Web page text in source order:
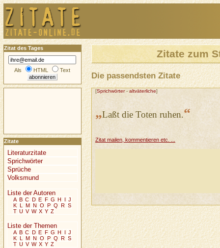
Zitate zum
Die passendsten Zitate
[Sprichwörter- altväterliche]
„Laßt die Toten ruhen.“
Zitat mailen, kommentieren etc. ...
Zitat des Tages
Als HTML Text
Zitate
Literaturzitate
Sprichwörter
Sprüche
Volksmund
Liste der Autoren
A B C D E F G H I J
K L M N O P Q R S
T U V W X Y Z
Liste der Themen
A B C D E F G H I J
K L M N O P Q R S
T U V W X Y Z